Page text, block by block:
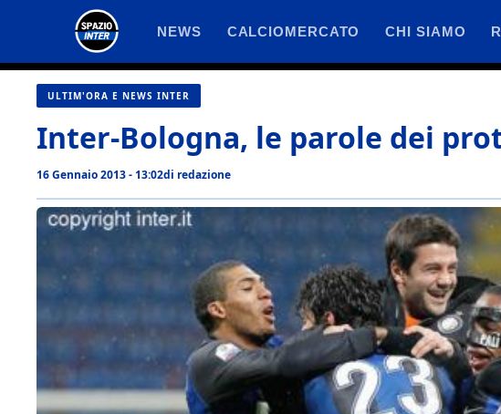
contenuto
NEWS CALCIOMERCATO CHI SIAMO
ULTIM'ORA E NEWS INTER
Inter-Bologna, le parole dei
16 Gennaio 2013 - 13:02di redazione